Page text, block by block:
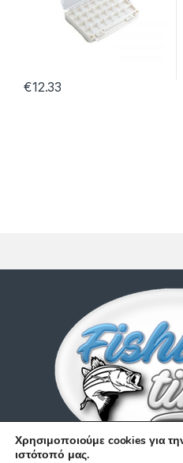
€12.33
Χρησιμοποιούμε cookies για
ιστότοπό μας.